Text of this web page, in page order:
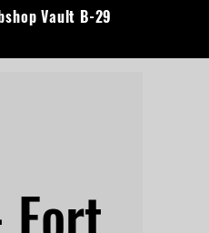
Fort
Vault B-29